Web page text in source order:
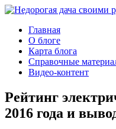
Главная
О блоге
Карта блога
Справочные
Видео-контент
Рейтинг
2016 года и